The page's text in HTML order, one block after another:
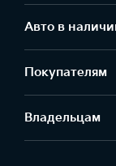
Авто в
Покупателям
Владельцам